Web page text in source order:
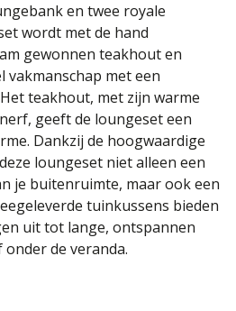
en twee royale
wordt met de hand
gewonnen teakhout en
met een
teakhout, met zijn warme
geeft de loungeset een
Dankzij de hoogwaardige
loungeset niet alleen een
je buitenruimte, maar ook een
tuinkussens bieden
uit tot lange, ontspannen
de veranda.